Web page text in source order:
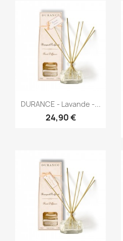
Aperçu rapide
DURANCE - Lavande -...
24,90 €